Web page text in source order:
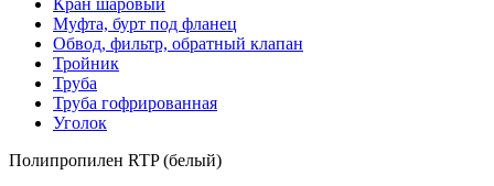
Муфта, бурт под фланец
Обвод, фильтр, обратный клапан
Тройник
Труба
Труба гофрированная
Уголок
Полипропилен RTP (белый)